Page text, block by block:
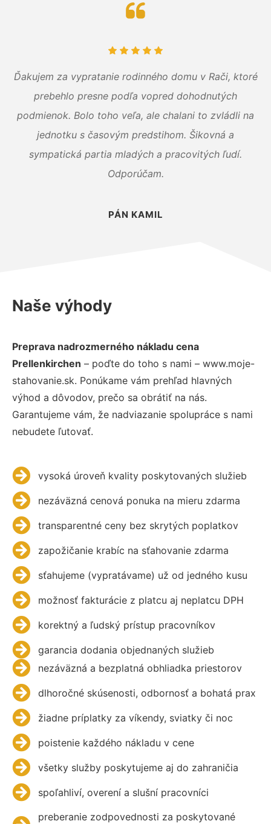
Ďakujem za vypratanie rodinného domu v Rači, ktoré
prebehlo presne podľa vopred dohodnutých
podmienok. Bolo toho veľa, ale chalani to zvládli na
jednotku s časovým predstihom. Šikovná a
sympatická partia mladých a pracovitých ľudí.
Odporúčam.
PÁN KAMIL
Naše výhody
Preprava nadrozmerného nákladu cena
Prellenkirchen – poďte do toho s nami – www.moje-
stahovanie.sk. Ponúkame vám prehľad hlavných
výhod a dôvodov, prečo sa obrátiť na nás.
Garantujeme vám, že nadviazanie spolupráce s nami
nebudete ľutovať.
vysoká úroveň kvality poskytovaných služieb
nezáväzná cenová ponuka na mieru zdarma
transparentné ceny bez skrytých poplatkov
zapožičanie krabíc na sťahovanie zdarma
sťahujeme (vypratávame) už od jedného kusu
možnosť fakturácie z platcu aj neplatcu DPH
korektný a ľudský prístup pracovníkov
garancia dodania objednaných služieb
nezáväzná a bezplatná obhliadka priestorov
dlhoročné skúsenosti, odbornosť a bohatá prax
žiadne príplatky za víkendy, sviatky či noc
poistenie každého nákladu v cene
všetky služby poskytujeme aj do zahraničia
spoľahliví, overení a slušní pracovníci
preberanie zodpovednosti za poskytované